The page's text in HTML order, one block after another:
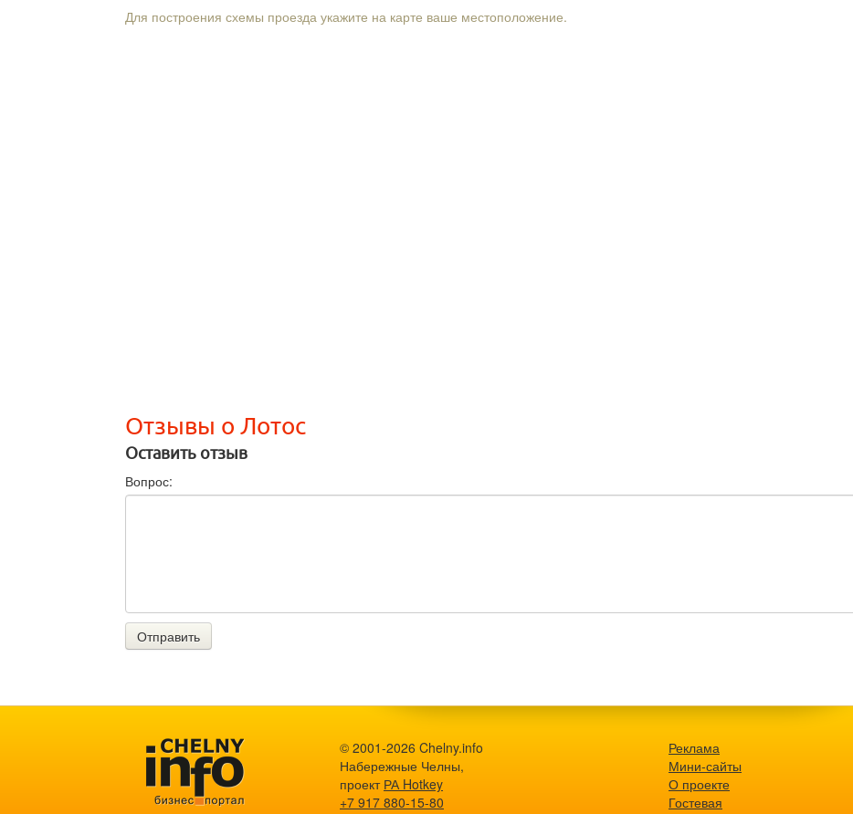
Для построения схемы проезда укажите на карте ваше местоположение.
Отзывы о Лотос
Оставить отзыв
Вопрос:
Отправить
© 2001-2026 Chelny.info
Набережные Челны,
проект РА Hotkey
+7 917 880-15-80
Реклама
Мини-сайты
О проекте
Гостевая